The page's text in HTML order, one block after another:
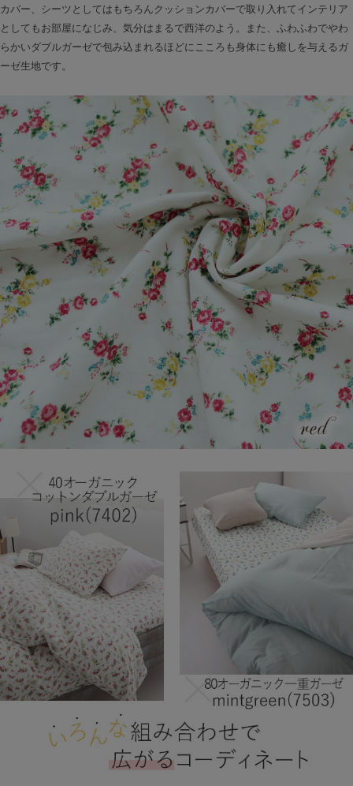
カバー、シーツとしてはもちろんクッションカバーで取り入れてインテリア
としてもお部屋になじみ、気分はまるで西洋のよう。また、ふわふわでやわ
らかいダブルガーゼで包み込まれるほどにこころも身体にも癒しを与えるガ
ーゼ生地です。